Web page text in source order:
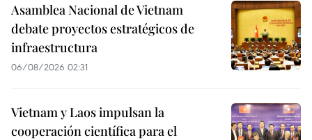
Asamblea Nacional de Vietnam
debate proyectos estratégicos de
infraestructura
06/08/2026 02:31
Vietnam y Laos impulsan la
cooperación científica para el